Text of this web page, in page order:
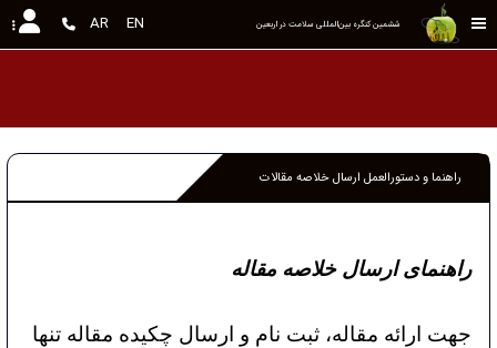
ششمین کنگره بین‌المللی سلامت در اربعین EN
AR
راهنما و دستورالعمل ارسال خلاصه مقالات
راهنمای ارسال خلاصه مقاله
جهت ارائه مقاله، ثبت نام و ارسال چکیده مقاله تنها